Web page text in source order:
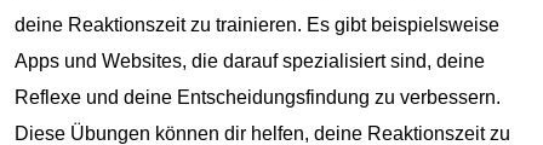
deine Reaktionszeit zu trainieren. Es gibt beispielsweise
Apps und Websites, die darauf spezialisiert sind, deine
Reflexe und deine Entscheidungsfindung zu verbessern.
Diese Übungen können dir helfen, deine Reaktionszeit zu